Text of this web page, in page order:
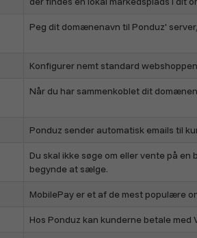
Peg dit domænenavn til Ponduz'
Konfigurer nemt standard
Når du har sammenkoblet dit
Ponduz sender automatisk emails til
Du skal ikke søge om eller vente på
begynde at sælge.
MobilePay er et af de mest populære
Hos Ponduz kan kunderne betale med